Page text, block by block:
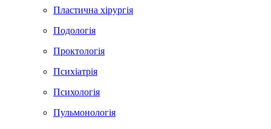
Пластична хірургія
Подологія
Проктологія
Психіатрія
Психологія
Пульмонологія